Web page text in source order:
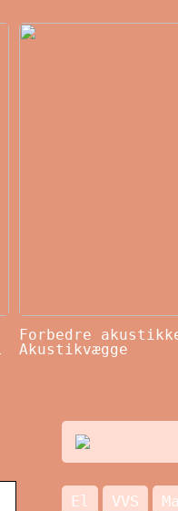
Forbedre
Akustikvægge
El VVS